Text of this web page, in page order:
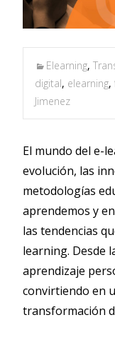
Elearning,
digital, elearning,
Jimenez
El mundo del e-
evolución, las
metodologías
aprendemos y
las tendencias
learning. Desde
aprendizaje
convirtiendo en
transformación